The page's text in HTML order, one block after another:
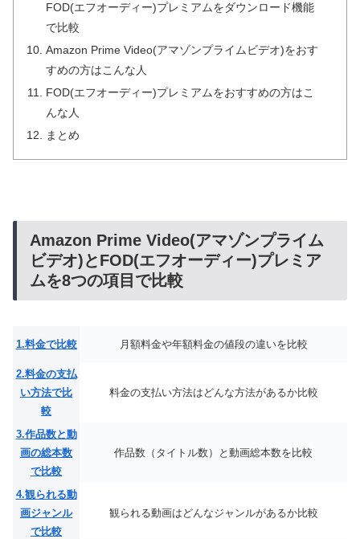
FOD(エフオーディー)プレミアムをダウンロード機能
で比較
Amazon Prime Video(アマゾンプライムビデオ)をおす
すめの方はこんな人
FOD(エフオーディー)プレミアムをおすすめの方はこ
んな人
まとめ
Amazon Prime Video(アマゾンプライム
ビデオ)とFOD(エフオーディー)プレミア
ムを8つの項目で比較
1.料金で比較 月額料金や年額料金の値段の違いを比較
2.料金の支払
い方法で比
較
料金の支払い方法はどんな方法があるか比較
3.作品数と動
画の総本数
で比較
作品数（タイトル数）と動画総本数を比較
4.観られる動
画ジャンル
で比較
観られる動画はどんなジャンルがあるか比較